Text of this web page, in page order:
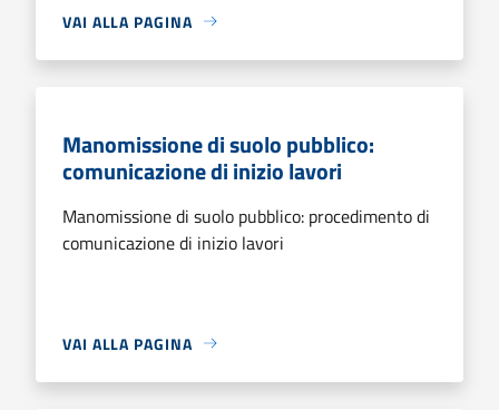
VAI ALLA PAGINA
Manomissione di suolo pubblico:
comunicazione di inizio lavori
Manomissione di suolo pubblico: procedimento di
comunicazione di inizio lavori
VAI ALLA PAGINA